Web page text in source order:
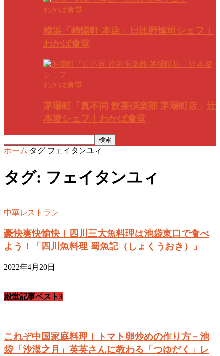
わかば食堂
横浜「崎陽軒 本店」日比野慎司シェフ｜
わかば食堂
わかば食堂
茅場町「真不同 飲茶倶楽部 茅場町店」辻
本凌シェフ｜わかば食堂
ホーム タグ フェイタンユィ
タグ: フェイタンユィ
中華レストラン
豪快爽快愉快！四川三大魚料理は池袋東口で食べ
よう！「四川魚料理 蜀魚記（しょくうおき）」
2022年4月20日
殿堂記事ベスト3
これぞ中国家庭料理！トマト卵炒めの作り方－池
袋「沙漠之月」英英さんに教わる「つゆだく」レ